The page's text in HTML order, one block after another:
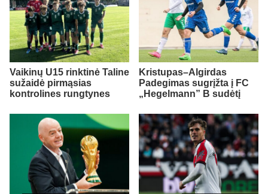
Vaikinų U15 rinktinė Taline
sužaidė pirmąsias
kontrolines rungtynes
Kristupas–Algirdas
Padegimas sugrįžta į FC
„Hegelmann” B sudėtį